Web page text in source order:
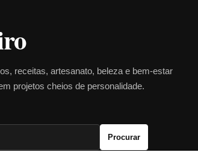
receitas, artesanato, beleza e bem-estar
projetos cheios de personalidade.
Procurar